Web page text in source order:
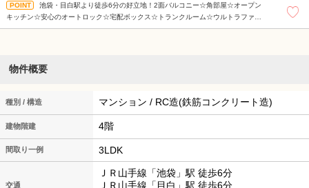
池袋・目白駅より徒歩6分の好立地！2面バルコニー☆角部屋☆オープン
キッチン☆安心のオートロック☆宅配ボックス☆トランクルーム☆ウルトラファイン
物件概要
種別 / 構造 マンション / RC造(鉄筋コンクリート造)
建物階建 4階
間取り一例 3LDK
交通
ＪＲ山手線「池袋」駅 徒歩6分
ＪＲ山手線「目白」駅 徒歩6分